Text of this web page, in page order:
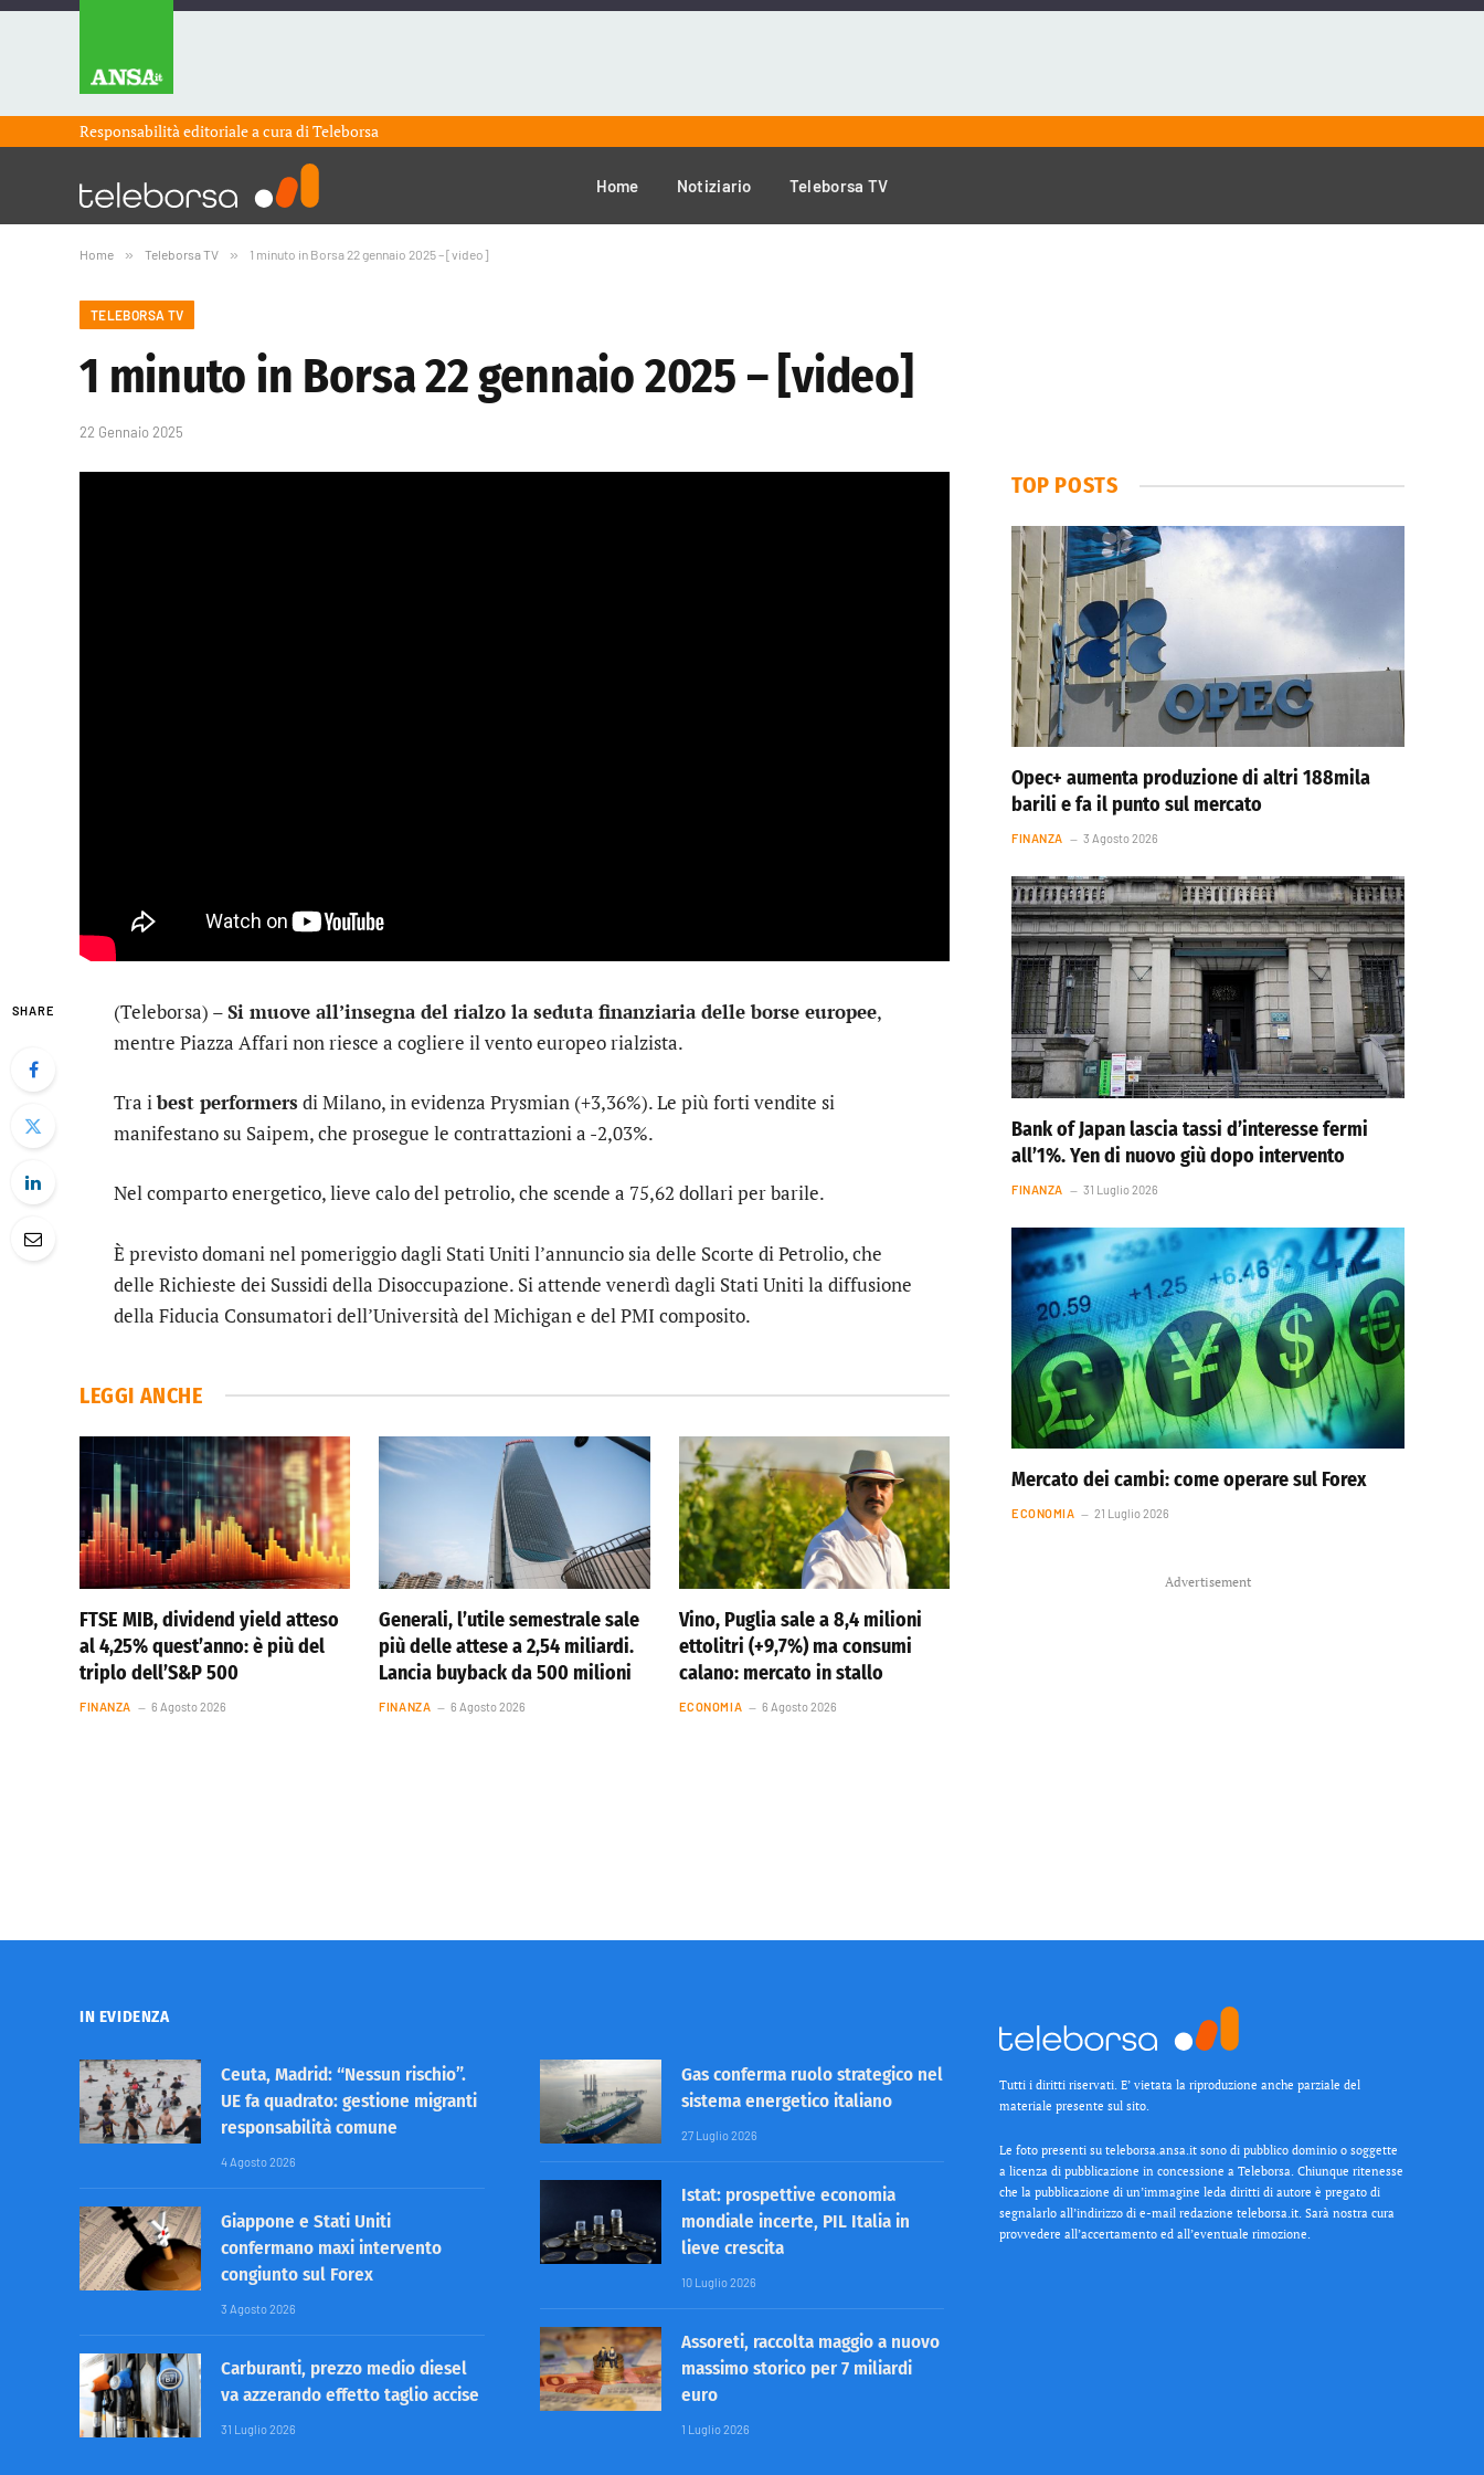
Responsabilità editoriale a cura diTeleborsa
Home Notiziario Teleborsa TV
Home » Teleborsa TV » 1 minuto in Borsa 22 gennaio 2025 – [video]
TELEBORSA TV
1 minuto in Borsa 22 gennaio 2025 – [video]
22 Gennaio 2025
SHARE (Teleborsa) –Si muove all’insegna del rialzo la seduta finanziaria delle borse europee,
mentre Piazza Affari non riesce a cogliere il vento europeo rialzista.
Tra ibest performersdi Milano, in evidenza Prysmian (+3,36%). Le più forti vendite si
manifestano su Saipem, che prosegue le contrattazioni a -2,03%.
Nel comparto energetico, lieve calo delpetrolio, che scende a 75,62 dollari per barile.
È previsto domani nel pomeriggio dagli Stati Uniti l’annuncio sia delle Scorte di Petrolio, che
delle Richieste dei Sussidi della Disoccupazione. Si attende venerdì dagli Stati Uniti la diffusione
della Fiducia Consumatori dell’Università del Michigan e del PMI composito.
LEGGI ANCHE
FTSE MIB, dividend yield atteso
al 4,25% quest’anno: è più del
triplo dell’S&P 500
FINANZA 6 Agosto 2026
Generali, l’utile semestrale sale
più delle attese a 2,54 miliardi.
Lancia buyback da 500 milioni
FINANZA 6 Agosto 2026
Vino, Puglia sale a 8,4 milioni
ettolitri (+9,7%) ma consumi
calano: mercato in stallo
ECONOMIA 6 Agosto 2026
TOP POSTS
Opec+ aumenta produzione di altri 188mila
barili e fa il punto sul mercato
FINANZA 3 Agosto 2026
Bank of Japan lascia tassi d’interesse fermi
all’1%. Yen di nuovo giù dopo intervento
FINANZA 31 Luglio 2026
Mercato dei cambi: come operare sul Forex
ECONOMIA 21 Luglio 2026
Advertisement
IN EVIDENZA
Ceuta, Madrid: “Nessun rischio”.
UE fa quadrato: gestione migranti
responsabilità comune
4 Agosto 2026
Giappone e Stati Uniti
confermano maxi intervento
congiunto sul Forex
3 Agosto 2026
Carburanti, prezzo medio diesel
va azzerando effetto taglio accise
31 Luglio 2026
Gas conferma ruolo strategico nel
sistema energetico italiano
27 Luglio 2026
Istat: prospettive economia
mondiale incerte, PIL Italia in
lieve crescita
10 Luglio 2026
Assoreti, raccolta maggio a nuovo
massimo storico per 7 miliardi
euro
1 Luglio 2026
Tutti i diritti riservati. E’ vietata la riproduzione anche parziale del
materiale presente sul sito.
Le foto presenti su teleborsa.ansa.it sono di pubblico dominio o soggette
a licenza di pubblicazione in concessione a Teleborsa. Chiunque ritenesse
che la pubblicazione di un’immagine leda diritti di autore è pregato di
segnalarlo all’indirizzo di e-mail redazione teleborsa.it. Sarà nostra cura
provvedere all’accertamento ed all’eventuale rimozione.